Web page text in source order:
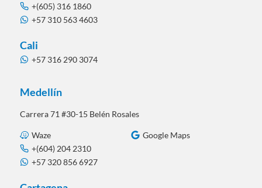
+(605) 316 1860
+57 310 563 4603
Cali
+57 316 290 3074
Medellín
Carrera 71 #30-15 Belén Rosales
Waze
Google Maps
+(604) 204 2310
+57 320 856 6927